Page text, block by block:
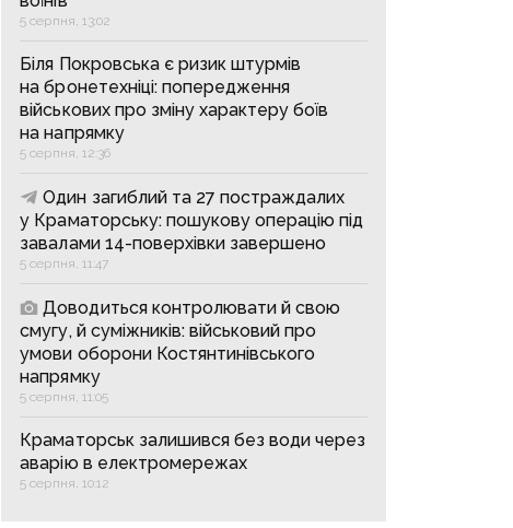
5 серпня, 13:02
Біля Покровська є ризик штурмів
на бронетехніці: попередження
військових про зміну характеру боїв
на напрямку
5 серпня, 12:36
Один загиблий та 27 постраждалих
у Краматорську: пошукову операцію під
завалами 14-поверхівки завершено
5 серпня, 11:47
Доводиться контролювати й свою
смугу, й суміжників: військовий про
умови оборони Костянтинівського
напрямку
5 серпня, 11:05
Краматорськ залишився без води через
аварію в електромережах
5 серпня, 10:12